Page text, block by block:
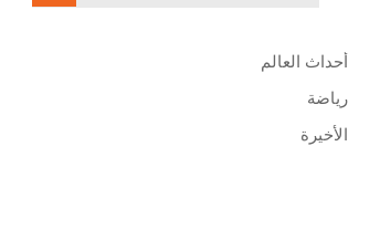
أحداث العالم
رياضة
الأخيرة